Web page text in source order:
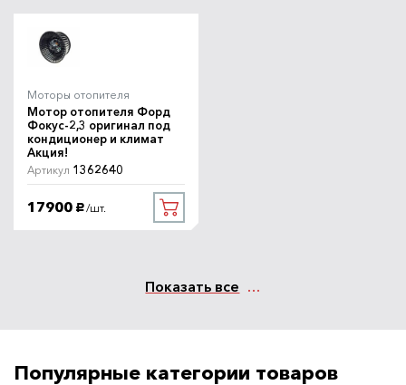
Моторы отопителя
Мотор отопителя Форд
Фокус-2,3 оригинал под
кондиционер и климат
Акция!
Артикул 1362640
17900 руб. /шт.
Показать все
Популярные категории товаров